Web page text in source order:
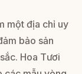
một địa chỉ uy
bảo sản
Hoa Tươi